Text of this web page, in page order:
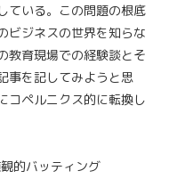
ている。この問題の根底
ビジネスの世界を知らな
教育現場での経験談とそ
事を記してみようと思
コペルニクス的に転換し
的バッティング